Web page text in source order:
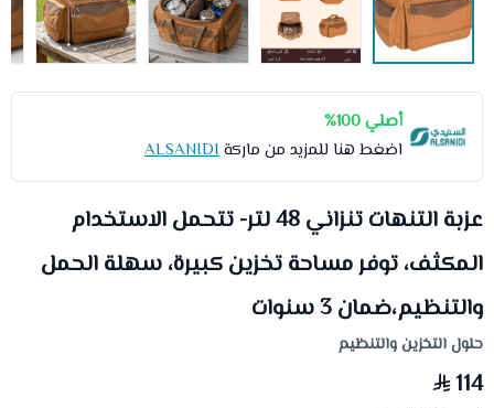
أصلي 100%
اضغط هنا للمزيد من ماركةALSANIDI
عزبة التنهات تنزاني 48 لتر- تتحمل الاستخدام
المكثف، توفر مساحة تخزين كبيرة، سهلة الحمل
والتنظيم،ضمان 3 سنوات
حلول التخزين والتنظيم
114